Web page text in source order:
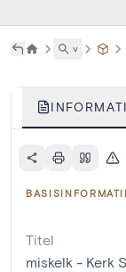
˅
Titel
miskelk - Kerk